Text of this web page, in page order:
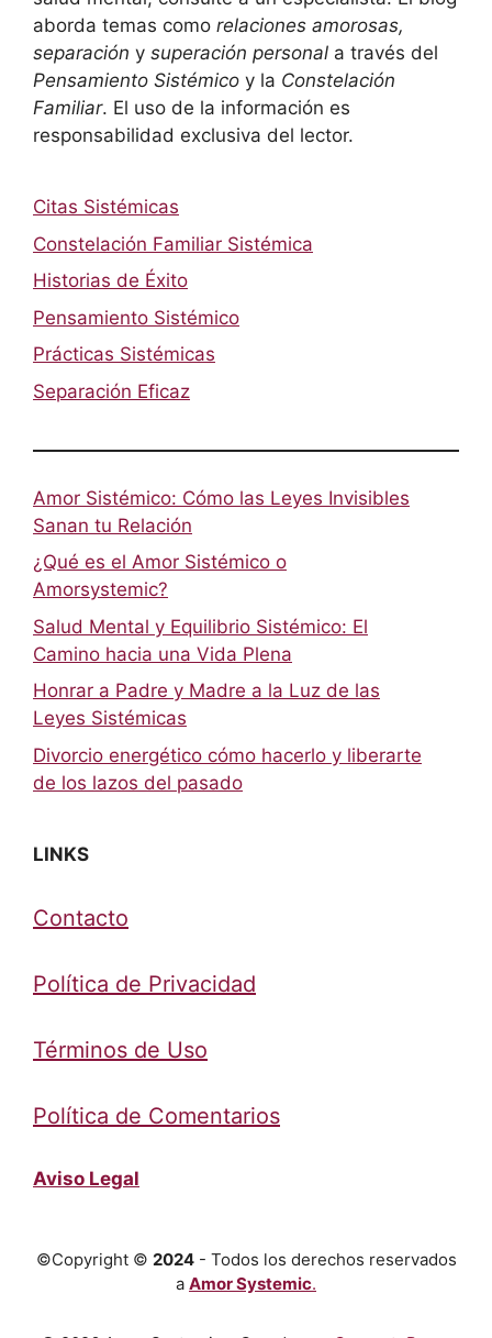
aborda temas como relaciones amorosas,
separación y superación personal a través del
Pensamiento Sistémico y la Constelación
Familiar. El uso de la información es
responsabilidad exclusiva del lector.
Citas Sistémicas
Constelación Familiar Sistémica
Historias de Éxito
Pensamiento Sistémico
Prácticas Sistémicas
Separación Eficaz
Amor Sistémico: Cómo las Leyes Invisibles
Sanan tu Relación
¿Qué es el Amor Sistémico o
Amorsystemic?
Salud Mental y Equilibrio Sistémico: El
Camino hacia una Vida Plena
Honrar a Padre y Madre a la Luz de las
Leyes Sistémicas
Divorcio energético cómo hacerlo y liberarte
de los lazos del pasado
LINKS
Contacto
Política de Privacidad
Términos de Uso
Política de Comentarios
Aviso Legal
©Copyright © 2024- Todos los derechos reservados
a Amor Systemic.